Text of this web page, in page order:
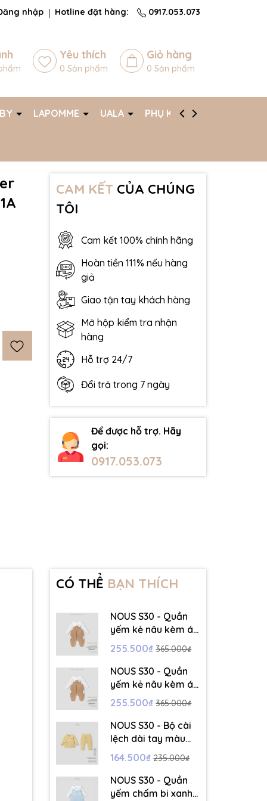
nhập Hotline đặt hàng: 0917.053.073
Yêu thích
0 Sản phẩm
Giỏ hàng
0 Sản phẩm
LAPOMME UALA PHỤ KIỆN
CAM KẾTCỦA CHÚNG
TÔI
Cam kết 100% chính hãng
Hoàn tiền 111% nếu hàng
giả
Giao tận tay khách hàng
Mở hộp kiểm tra nhận
hàng
Hỗ trợ 24/7
Đổi trả trong 7 ngày
Để được hỗ trợ. Hãy
gọi:
0917.053.073
CÓ THỂ BẠN THÍCH
NOUS S30 - Quần
yếm kẻ nâu kèm áo
dài tay màu trắng -
3-6M - SS26.T5C
255.500₫ 365.000₫
NOUS S30 - Quần
yếm kẻ nâu kèm áo
dài tay màu trắng -
6-9M - SS26.T5C
255.500₫ 365.000₫
NOUS S30 - Bộ cài
lệch dài tay màu
vàng thêu trang trí
- 12-18M - SS26.T5C
164.500₫ 235.000₫
NOUS S30 - Quần
yếm chấm bi xanh